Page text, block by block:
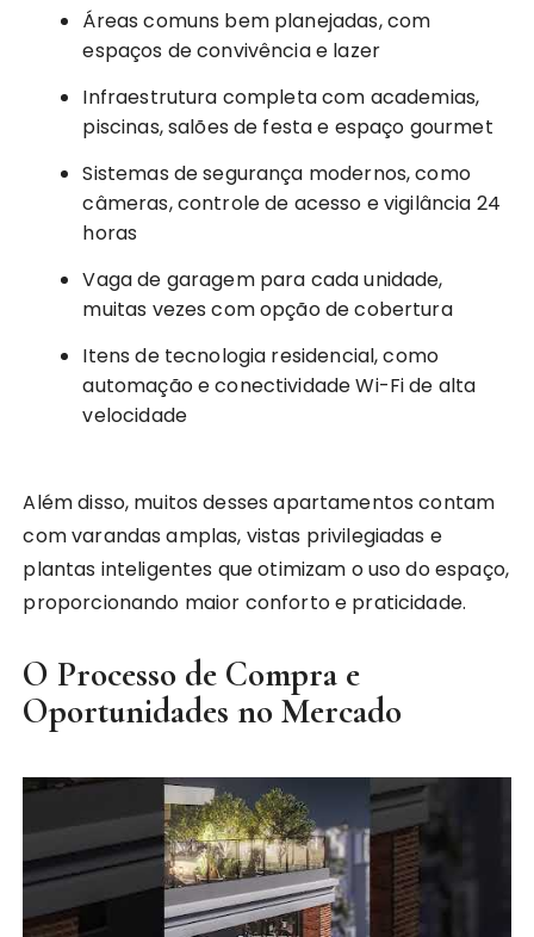
Áreas comuns bem planejadas, com
espaços de convivência e lazer
Infraestrutura completa com academias,
piscinas, salões de festa e espaço gourmet
Sistemas de segurança modernos, como
câmeras, controle de acesso e vigilância 24
horas
Vaga de garagem para cada unidade,
muitas vezes com opção de cobertura
Itens de tecnologia residencial, como
automação e conectividade Wi-Fi de alta
velocidade
Além disso, muitos desses apartamentos contam
com varandas amplas, vistas privilegiadas e
plantas inteligentes que otimizam o uso do espaço,
proporcionando maior conforto e praticidade.
O Processo de Compra e
Oportunidades no Mercado